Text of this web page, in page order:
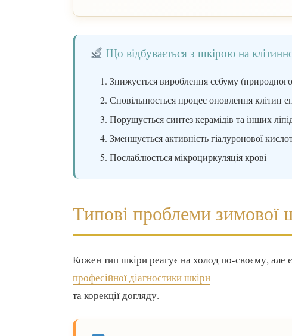
Що відбувається з шкірою на
Знижується вироблення себуму
Сповільнюється процес оновлення клітин
Порушується синтез керамідів та інших
Зменшується активність гіалуронової
Послаблюється мікроциркуляція крові
Типові проблеми зимової
Кожен тип шкіри реагує на холод по-своєму, але є
професійної діагностики шкіри
та корекції догляду.